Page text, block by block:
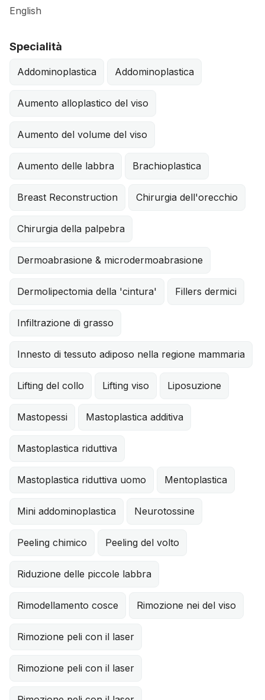
English
Specialità
Addominoplastica Addominoplastica
Aumento alloplastico del viso
Aumento del volume del viso
Aumento delle labbra Brachioplastica
Breast Reconstruction Chirurgia dell'orecchio
Chirurgia della palpebra
Dermoabrasione & microdermoabrasione
Dermolipectomia della 'cintura' Fillers dermici
Infiltrazione di grasso
Innesto di tessuto adiposo nella regione mammaria
Lifting del collo Lifting viso Liposuzione
Mastopessi Mastoplastica additiva
Mastoplastica riduttiva
Mastoplastica riduttiva uomo Mentoplastica
Mini addominoplastica Neurotossine
Peeling chimico Peeling del volto
Riduzione delle piccole labbra
Rimodellamento cosce Rimozione nei del viso
Rimozione peli con il laser
Rimozione peli con il laser